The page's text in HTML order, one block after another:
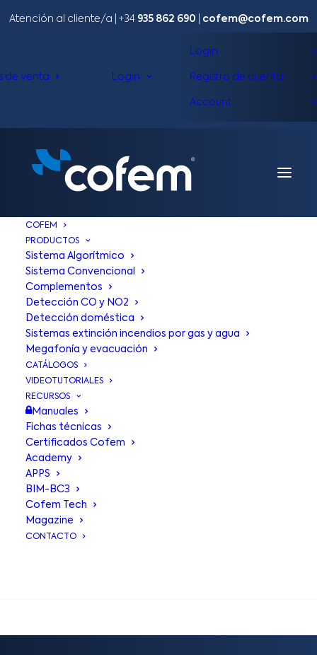
Atención al cliente/a​ | +34 935 862 690 cofem@cofem.com
de venta Login
Login
Registro de cuenta
Account
COFEM
PRODUCTOS
Sistema Algorítmico
Sistema Convencional
Complementos
Detección CO y NO2
Detección doméstica
Sistemas extinción incendios por gas y agua
Megafonía y evacuación
CATÁLOGOS
VIDEOTUTORIALES
RECURSOS
Manuales
Fichas técnicas
Certificados Cofem
Academy
APPS
BIM-BC3
Cofem Tech
Magazine
CONTACTO
Edit profile
[wppb-edit-profile]